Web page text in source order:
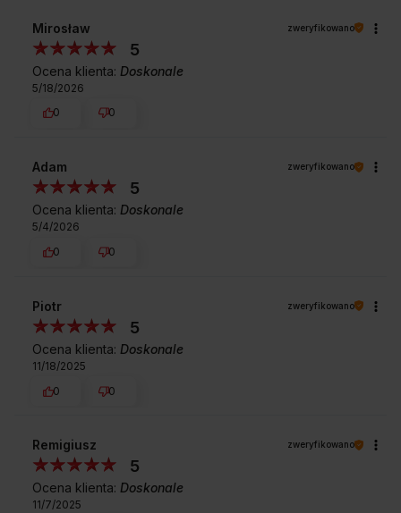
Mirosław zweryfikowano
5
Ocena klienta: Doskonale
5/18/2026
0
0
Adam zweryfikowano
5
Ocena klienta: Doskonale
5/4/2026
0
0
Piotr zweryfikowano
5
Ocena klienta: Doskonale
11/18/2025
0
0
Remigiusz zweryfikowano
5
Ocena klienta: Doskonale
11/7/2025